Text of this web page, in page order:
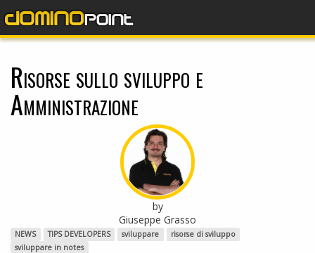
Risorse sullo sviluppo e
Amministrazione
by
Giuseppe Grasso
NEWS TIPS DEVELOPERS sviluppare
risorse di sviluppo
sviluppare in notes